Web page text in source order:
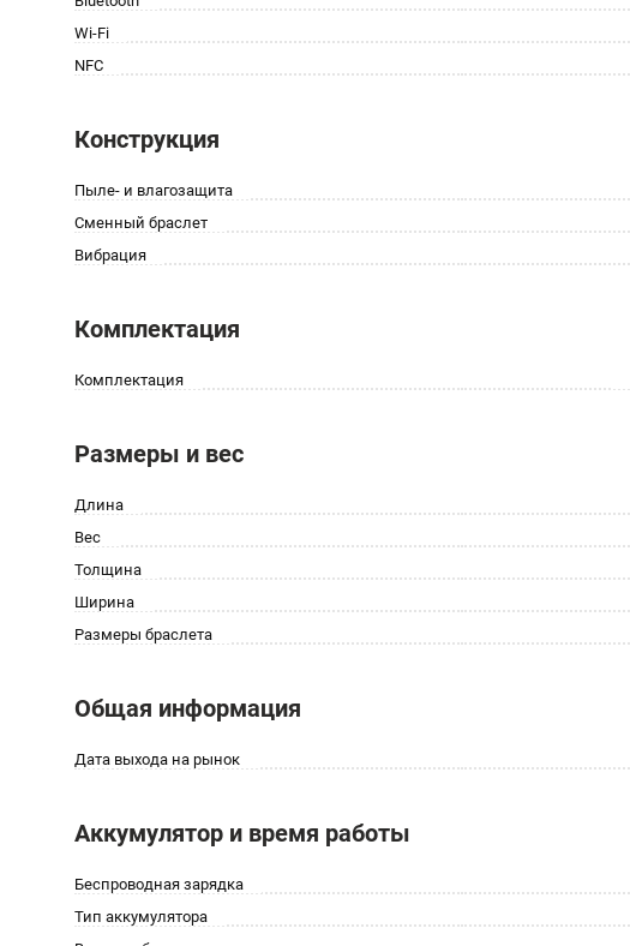
Wi-Fi
NFC
Конструкция
Пыле- и влагозащита
Сменный браслет
Вибрация
Комплектация
Комплектация
Размеры и вес
Длина
Вес
Толщина
Ширина
Размеры браслета
Общая информация
Дата выхода на рынок
Аккумулятор и время работы
Беспроводная зарядка
Тип аккумулятора